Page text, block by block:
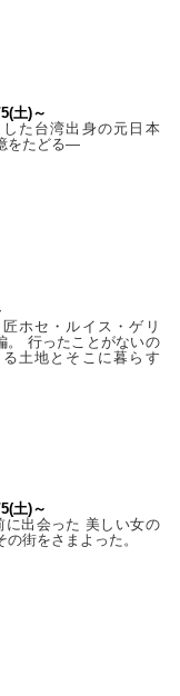
土)～
た台湾出身の元日本
をたどる—
ホセ・ルイス・ゲリ
。 行ったことがないの
土地とそこに暮らす
土)～
に出会った 美しい女の
街をさまよった。